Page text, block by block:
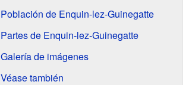
Población de Enquin-lez-Guinegatte
Partes de Enquin-lez-Guinegatte
Galería de imágenes
Véase también